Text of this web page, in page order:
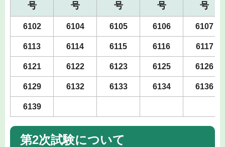
号
号
号
号
号
6102 6104 6105 6106 6107
6113 6114 6115 6116 6117
6121 6122 6123 6125 6126
6129 6132 6133 6134 6136
6139
第2次試験について